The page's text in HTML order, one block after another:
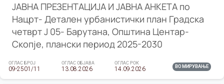
ЈАВНА ПРЕЗЕНТАЦИЈА И ЈАВНА АНКЕТА по
Нацрт- Детален урбанистички план Градска
четврт Ј 05- Барутана, Општина Центар-
Скопје, плански период 2025-2030
ОГЛАС БРОЈ
09-2501/11
ОГЛАС ОБЈАВА
13.08.2026
ОГЛАС РОК
14.09.2026 ВО МИРУВАЊЕ